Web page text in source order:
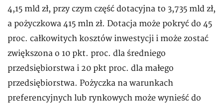
4,15 mld zł, przy czym część dotacyjna to 3,735 mld zł,
a pożyczkowa 415 mln zł. Dotacja może pokryć do 45
proc. całkowitych kosztów inwestycji i może zostać
zwiększona o 10 pkt. proc. dla średniego
przedsiębiorstwa i 20 pkt proc. dla małego
przedsiębiorstwa. Pożyczka na warunkach
preferencyjnych lub rynkowych może wynieść do